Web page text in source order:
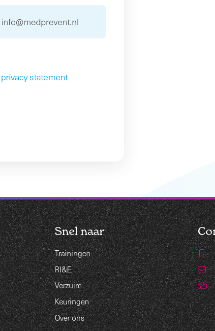
privacy statement
Snel naar
Trainingen
RI&E
Verzuim
Keuringen
Over ons